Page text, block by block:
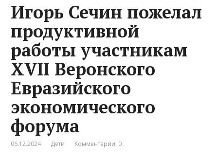
Игорь Сечин пожелал
продуктивной
работы участникам
XVII Веронского
Евразийского
экономического
форума
06.12.2024 Дети Комментарии: 0